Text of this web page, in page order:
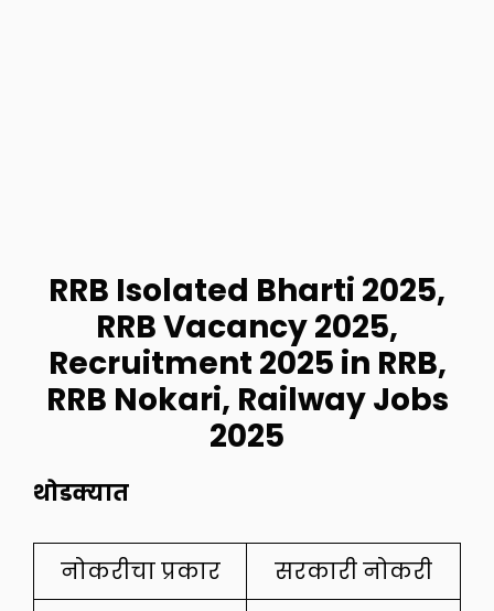
RRB Isolated Bharti 2025,
RRB Vacancy 2025,
Recruitment 2025 in RRB,
RRB Nokari, Railway Jobs
2025
थोडक्यात
नोकरीचा प्रकार
सरकारी नोकरी